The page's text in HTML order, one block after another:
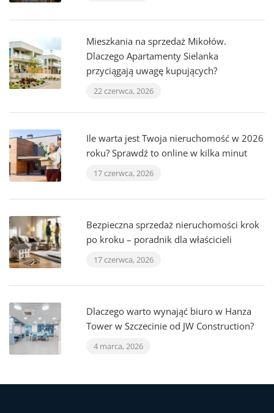
Mieszkania na sprzedaż Mikołów.
Dlaczego Apartamenty Sielanka
przyciągają uwagę kupujących?
22 czerwca, 2026
Ile warta jest Twoja nieruchomość w 2026
roku? Sprawdź to online w kilka minut
17 czerwca, 2026
Bezpieczna sprzedaż nieruchomości krok
po kroku – poradnik dla właścicieli
17 czerwca, 2026
Dlaczego warto wynająć biuro w Hanza
Tower w Szczecinie od JW Construction?
4 marca, 2026